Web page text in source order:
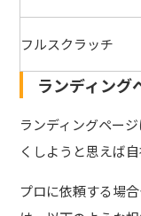
フルスクラッチ
ランディング
ランディングペー
くしようと思えば
プロに依頼する場